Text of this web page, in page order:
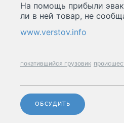
На помощь прибыли
ли в ней товар, не
www.verstov.info
покатившийся грузовик
ОБСУДИТЬ